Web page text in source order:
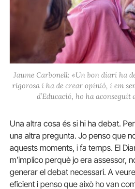
Jaume Carbonell: «Un bon diari ha
rigorosa i ha de crear opinió, i em
d’Educació, ho ha aconseguit
Una altra cosa és si hi ha debat.
una altra pregunta. Jo penso que
aquests moments, i fa temps. El
m’implico perquè jo era assessor,
generar el debat necessari. A
eficient i penso que això ho van